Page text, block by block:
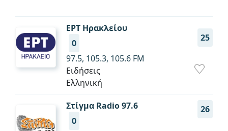
ΕΡΤ Ηρακλείου
25
0
97.5, 105.3, 105.6 FM
Ειδήσεις
Ελληνική
Στίγμα Radio 97.6
26
0